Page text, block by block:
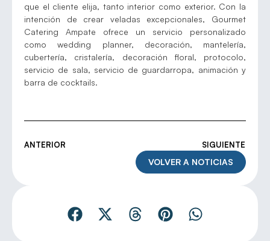
que el cliente elija, tanto interior como exterior. Con la
intención de crear veladas excepcionales, Gourmet
Catering Ampate ofrece un servicio personalizado
como wedding planner, decoración, mantelería,
cubertería, cristalería, decoración floral, protocolo,
servicio de sala, servicio de guardarropa, animación y
barra de cocktails.
ANTERIOR SIGUIENTE
VOLVER A NOTICIAS